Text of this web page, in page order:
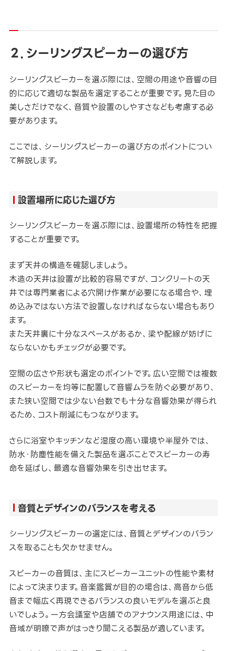
２．シーリングスピーカーの選び方
シーリングスピーカーを選ぶ際には、空間の用途や音響の目
的に応じて適切な製品を選定することが重要です。見た目の
美しさだけでなく、音質や設置のしやすさなども考慮する必
要があります。
ここでは、シーリングスピーカーの選び方のポイントについ
て解説します。
設置場所に応じた選び方
シーリングスピーカーを選ぶ際には、設置場所の特性を把握
することが重要です。
まず天井の構造を確認しましょう。
木造の天井は設置が比較的容易ですが、コンクリートの天
井では専門業者による穴開け作業が必要になる場合や、埋
め込みではない方法で設置しなければならない場合もあり
ます。
また天井裏に十分なスペースがあるか、梁や配線が妨げに
ならないかもチェックが必要です。
空間の広さや形状も選定のポイントです。広い空間では複数
のスピーカーを均等に配置して音響ムラを防ぐ必要があり、
また狭い空間では少ない台数でも十分な音響効果が得られ
るため、コスト削減にもつながります。
さらに浴室やキッチンなど湿度の高い環境や半屋外では、
防水・防塵性能を備えた製品を選ぶことでスピーカーの寿
命を延ばし、最適な音響効果を引き出せます。
音質とデザインのバランスを考える
シーリングスピーカーの選定には、音質とデザインのバラン
スを取ることも欠かせません。
スピーカーの音質は、主にスピーカーユニットの性能や素材
によって決まります。音楽鑑賞が目的の場合は、高音から低
音まで幅広く再現できるバランスの良いモデルを選ぶと良
いでしょう。一方会議室や店舗でのアナウンス用途には、中
音域が明瞭で声がはっきり聞こえる製品が適しています。